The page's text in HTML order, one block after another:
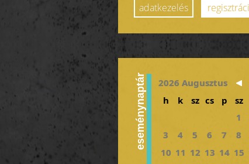
adatkezelés
eseménynaptár
2026 Augusztus
h
k sz cs p sz
1
3
4 5 6 7 8
10 11 12 13 14 15